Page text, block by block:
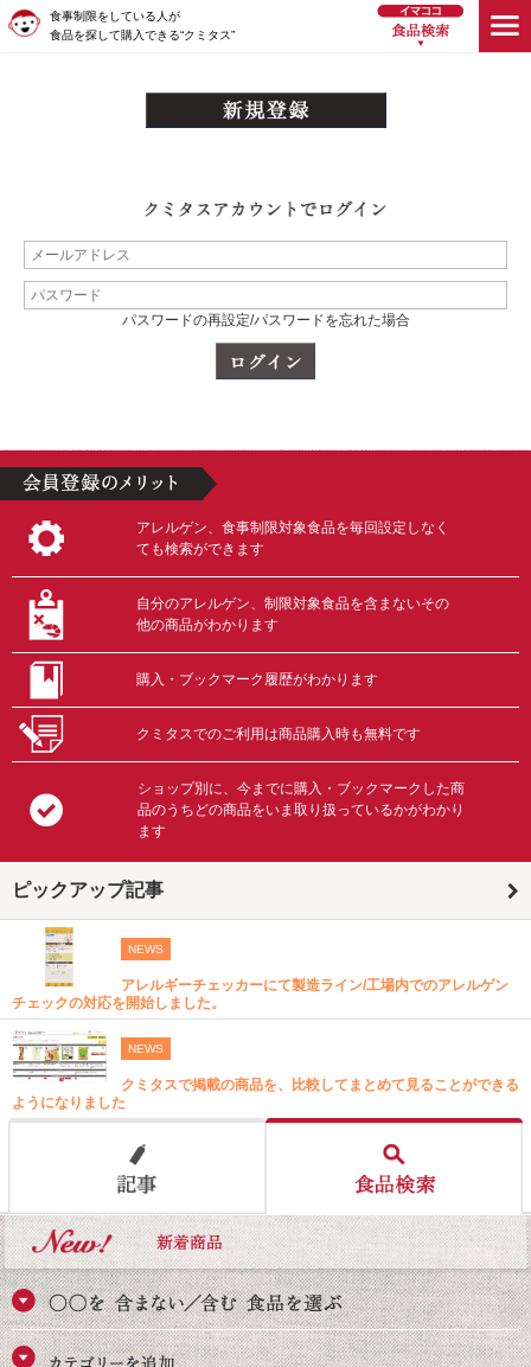
食事制限をしている人が
食品を探して購入できる“クミタス”
パスワードの再設定/パスワードを忘れた場合
アレルゲン、食事制限対象食品を毎回設定しなく
ても検索ができます
自分のアレルゲン、制限対象食品を含まないその
他の商品がわかります
購入・ブックマーク履歴がわかります
クミタスでのご利用は商品購入時も無料です
ショップ別に、今までに購入・ブックマークした商
品のうちどの商品をいま取り扱っているかがわかり
ます
ピックアップ記事
NEWS
アレルギーチェッカーにて製造ライン/工場内でのアレルゲン
チェックの対応を開始しました。
NEWS
クミタスで掲載の商品を、比較してまとめて見ることができる
ようになりました